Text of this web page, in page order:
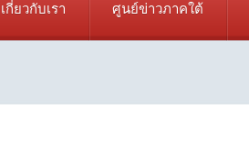
เกี่ยวกับเรา ศูนย์ข่าวภาคใต้